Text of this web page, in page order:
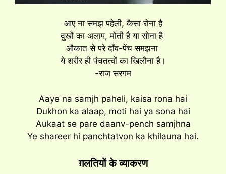
आए ना समझ पहेली, कैसा रोना है
दुखों का अलाप, मोती है या सोना है
औकात से परे दॉंव-पेंच समझना
ये शरीर ही पंचतत्वों का खिलौना है।
-राज सरगम
Aaye na samjh paheli, kaisa rona hai
Dukhon ka alaap, moti hai ya sona hai
Aukaat se pare daanv-pench samjhna
Ye shareer hi panchtatvon ka khilauna hai.
ग़लतियों के व्याकरण